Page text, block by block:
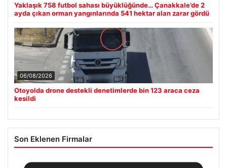
Yaklaşık 758 futbol sahası büyüklüğünde… Çanakkale’de 2
ayda çıkan orman yangınlarında 541 hektar alan zarar gördü
06/08/2026
Otoyolda drone destekli denetimlerde bin 123 araca ceza
kesildi
Son Eklenen Firmalar